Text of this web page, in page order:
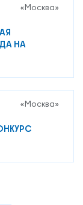
«Москва»
НА
«Москва»